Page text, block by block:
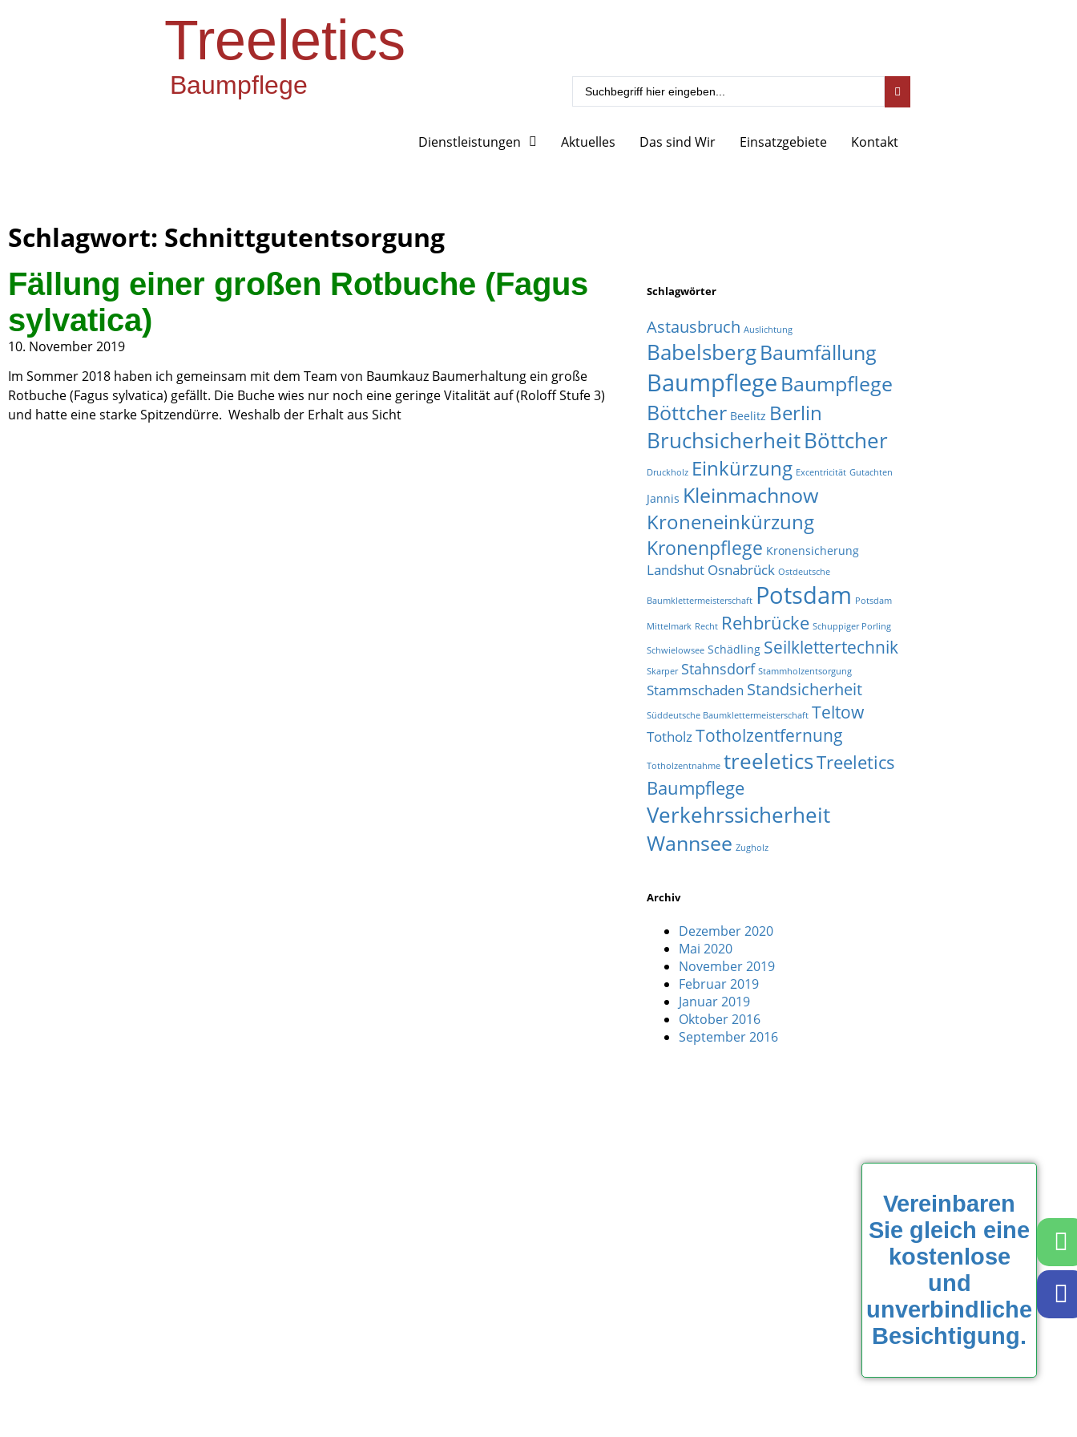
Treeletics
Baumpflege
Dienstleistungen Aktuelles Das sind Wir Einsatzgebiete Kontakt
Schlagwort: Schnittgutentsorgung
Fällung einer großen Rotbuche (Fagus
sylvatica)
10. November 2019
Im Sommer 2018 haben ich gemeinsam mit dem Team von Baumkauz Baumerhaltung ein große
Rotbuche (Fagus sylvatica) gefällt. Die Buche wies nur noch eine geringe Vitalität auf (Roloff Stufe 3)
und hatte eine starke Spitzendürre. Weshalb der Erhalt aus Sicht
Schlagwörter
Astausbruch Auslichtung
BabelsbergBaumfällung
Baumpflege Baumpflege
Böttcher Beelitz Berlin
BruchsicherheitBöttcher
Druckholz Einkürzung Excentricität Gutachten
Jannis Kleinmachnow
Kroneneinkürzung
Kronenpflege Kronensicherung
Landshut Osnabrück Ostdeutsche
Baumklettermeisterschaft Potsdam Potsdam
Mittelmark Recht Rehbrücke Schuppiger Porling
Schwielowsee Schädling Seilklettertechnik
Skarper Stahnsdorf Stammholzentsorgung
Stammschaden Standsicherheit
Süddeutsche Baumklettermeisterschaft Teltow
TotholzTotholzentfernung
Totholzentnahme treeleticsTreeletics
Baumpflege
Verkehrssicherheit
Wannsee Zugholz
Archiv
Dezember 2020
Mai 2020
November 2019
Februar 2019
Januar 2019
Oktober 2016
September 2016
Vereinbaren
Sie gleich eine
kostenlose
und
unverbindliche
Besichtigung.